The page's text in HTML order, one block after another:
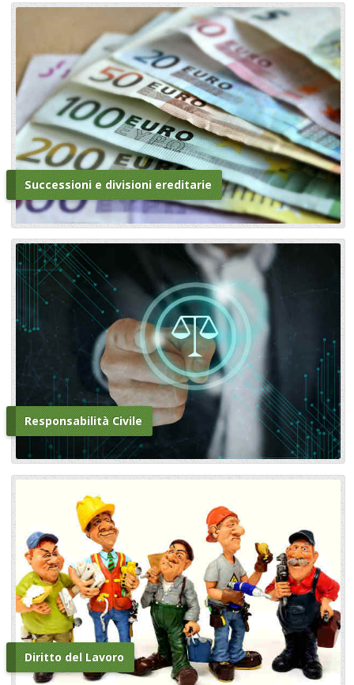
Successioni e divisioni ereditarie
Responsabilità Civile
Diritto del Lavoro